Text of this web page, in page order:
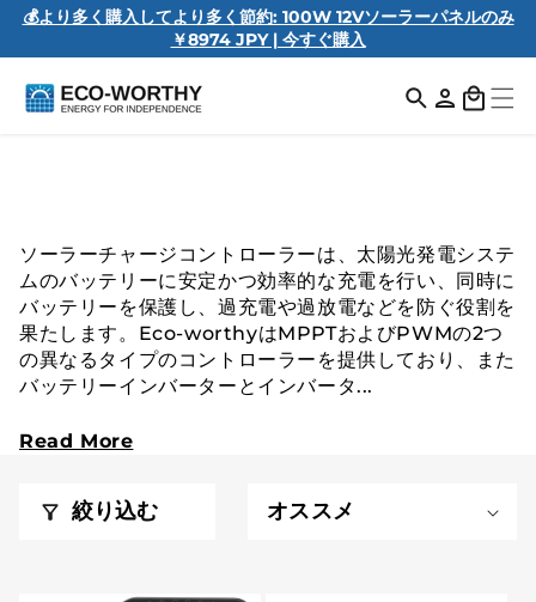
💰️より多く購入してより多く節約: 100W 12Vソーラーパネルのみ
￥8974 JPY | 今すぐ購入
イ
ー
ソーラーチャージコントローラーは、太陽光発電システ
ムのバッテリーに安定かつ効率的な充電を行い、同時に
バッテリーを保護し、過充電や過放電などを防ぐ役割を
果たします。Eco-worthyはMPPTおよびPWMの2つ
の異なるタイプのコントローラーを提供しており、また
バッテリーインバーターとインバータ...
Read More
絞り込む